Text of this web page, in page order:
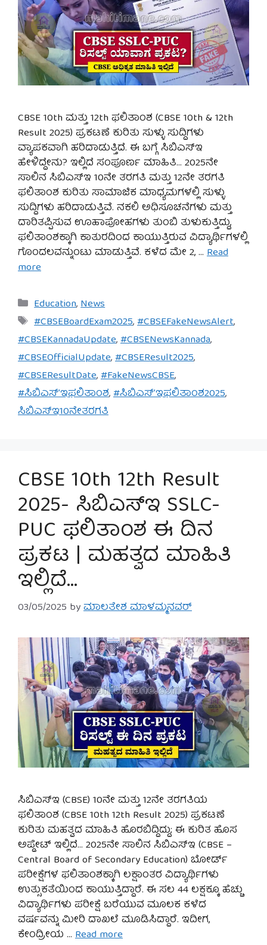
CBSE 10th ಮತ್ತು 12th ಫಲಿತಾಂಶ (CBSE 10th & 12th
Result 2025) ಪ್ರಕಟಣೆ ಕುರಿತು ಸುಳ್ಳು ಸುದ್ದಿಗಳು
ವ್ಯಾಪಕವಾಗಿ ಹರಿದಾಡುತ್ತಿದೆ. ಈ ಬಗ್ಗೆ ಸಿಬಿಎಸ್‌ಇ
ಹೇಳಿದ್ದೇನು? ಇಲ್ಲಿದೆ ಸಂಪೂರ್ಣ ಮಾಹಿತಿ… 2025ನೇ
ಸಾಲಿನ ಸಿಬಿಎಸ್‌ಇ 10ನೇ ತರಗತಿ ಮತ್ತು 12ನೇ ತರಗತಿ
ಫಲಿತಾಂಶ ಕುರಿತು ಸಾಮಾಜಿಕ ಮಾಧ್ಯಮಗಳಲ್ಲಿ ಸುಳ್ಳು
ಸುದ್ದಿಗಳು ಹರಿದಾಡುತ್ತಿವೆ. ನಕಲಿ ಅಧಿಸೂಚನೆಗಳು ಮತ್ತು
ದಾರಿತಪ್ಪಿಸುವ ಊಹಾಪೋಹಗಳು ತುಂಬಿ ತುಳುಕುತ್ತಿದ್ದು,
ಫಲಿತಾಂಶಕ್ಕಾಗಿ ಕಾತುರದಿಂದ ಕಾಯುತ್ತಿರುವ ವಿದ್ಯಾರ್ಥಿಗಳಲ್ಲಿ
ಗೊಂದಲವನ್ನುಂಟು ಮಾಡುತ್ತಿವೆ. ಕಳೆದ ಮೇ 2, … Read
more
Categories
Education,News
Tags
#CBSEBoardExam2025,#CBSEFakeNewsAlert,
#CBSEKannadaUpdate,#CBSENewsKannada,
#CBSEOfficialUpdate,#CBSEResult2025,
#CBSEResultDate,#FakeNewsCBSE,
#ಸಿಬಿಎಸ್’ಇಫಲಿತಾಂಶ,#ಸಿಬಿಎಸ್’ಇಫಲಿತಾಂಶ2025,
ಸಿಬಿಎಸ್‌ಇ10ನೇತರಗತಿ
CBSE 10th 12th Result
2025- ಸಿಬಿಎಸ್‌ಇ SSLC-
PUC ಫಲಿತಾಂಶ ಈ ದಿನ
ಪ್ರಕಟ | ಮಹತ್ವದ ಮಾಹಿತಿ
ಇಲ್ಲಿದೆ…
03/05/2025 byಮಾಲತೇಶ ಮಾಳಮ್ಮನವರ್
ಸಿಬಿಎಸ್‌ಇ (CBSE) 10ನೇ ಮತ್ತು 12ನೇ ತರಗತಿಯ
ಫಲಿತಾಂಶ (CBSE 10th 12th Result 2025) ಪ್ರಕಟಣೆ
ಕುರಿತು ಮಹತ್ವದ ಮಾಹಿತಿ ಹೊರಬಿದ್ದಿದ್ದು; ಈ ಕುರಿತ ಹೊಸ
ಅಪ್ಡೇಟ್ ಇಲ್ಲಿದೆ… 2025ನೇ ಸಾಲಿನ ಸಿಬಿಎಸ್‌ಇ (CBSE –
Central Board of Secondary Education) ಬೋರ್ಡ್
ಪರೀಕ್ಷೆಗಳ ಫಲಿತಾಂಶಕ್ಕಾಗಿ ಲಕ್ಷಾಂತರ ವಿದ್ಯಾರ್ಥಿಗಳು
ಉತ್ಸುಕತೆಯಿಂದ ಕಾಯುತ್ತಿದ್ದಾರೆ. ಈ ಸಲ 44 ಲಕ್ಷಕ್ಕೂ ಹೆಚ್ಚು
ವಿದ್ಯಾರ್ಥಿಗಳು ಪರೀಕ್ಷೆ ಬರೆಯುವ ಮೂಲಕ ಕಳೆದ
ವರ್ಷವನ್ನು ಮೀರಿ ದಾಖಲೆ ಮೂಡಿಸಿದ್ದಾರೆ. ಇದೀಗ,
ಕೇಂದ್ರೀಯ … Read more